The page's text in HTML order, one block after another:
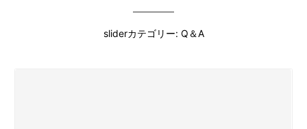
sliderカテゴリー: Q＆A